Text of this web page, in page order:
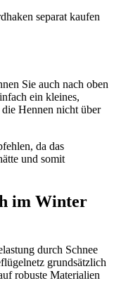
separat kaufen
Sie auch nach oben
ein kleines,
Hennen nicht über
da das
und somit
im Winter
durch Schnee
grundsätzlich
robuste Materialien